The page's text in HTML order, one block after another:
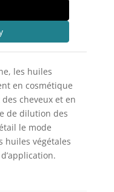
les huiles
en cosmétique
cheveux et en
de dilution des
le mode
huiles végétales